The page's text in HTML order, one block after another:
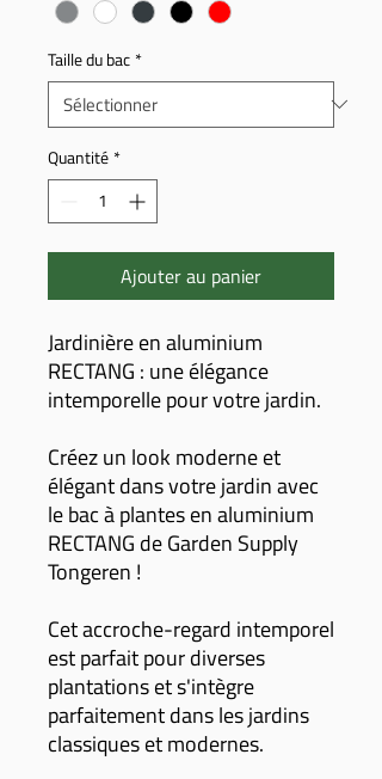
Taille du bac*
Quantité*
Ajouter au panier
Jardinière en aluminium
RECTANG : une élégance
intemporelle pour votre jardin.
Créez un look moderne et
élégant dans votre jardin avec
le bac à plantes en aluminium
RECTANG de Garden Supply
Tongeren !
Cet accroche-regard intemporel
est parfait pour diverses
plantations et s'intègre
parfaitement dans les jardins
classiques et modernes.